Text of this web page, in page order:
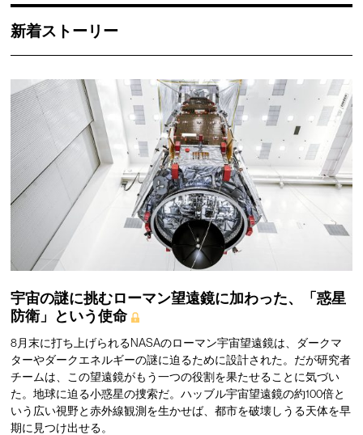
新着ストーリー
宇宙の謎に挑むローマン望遠鏡に加わった、「惑星
防衛」という使命
8月末に打ち上げられるNASAのローマン宇宙望遠鏡は、ダークマ
ターやダークエネルギーの謎に迫るために設計された。だが研究者
チームは、この望遠鏡がもう一つの役割を果たせることに気づい
た。地球に迫る小惑星の捜索だ。ハッブル宇宙望遠鏡の約100倍と
いう広い視野と赤外線観測を生かせば、都市を破壊しうる天体を早
期に見つけ出せる。